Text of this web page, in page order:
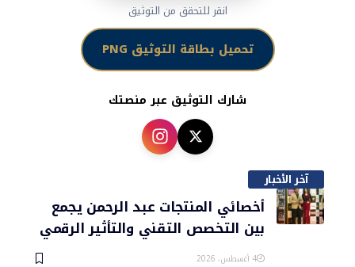
انقر للتحقق من التوثيق
تحميل بطاقة التوثيق PNG
شارك التوثيق عبر منصتك
آخر الأخبار
أخصائي المنتجات عبد الرحمن يجمع
بين التخصص التقني والتأثير الرقمي
4 أغسطس، 2026